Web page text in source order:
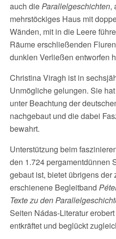
auch dieParallelgeschichten,
mehrstöckiges Haus mit
Wänden, mit in die Leere
Räume erschließenden
dunklen Verließen entworfen
Christina Viragh ist in
Unmögliche gelungen. Sie
unter Beachtung der
nachgebaut und die dabei
bewahrt.
Unterstützung beim
den 1.724 pergamentdünnen
gebaut ist, bietet übrigens der
erschienene Begleitband
Texte zu den
Seiten Nádas-Literatur
entkräftet und beglückt